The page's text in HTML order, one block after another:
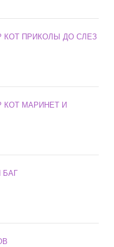
КОТ ПРИКОЛЫ ДО СЛЕЗ
КОТ МАРИНЕТ И
БАГ